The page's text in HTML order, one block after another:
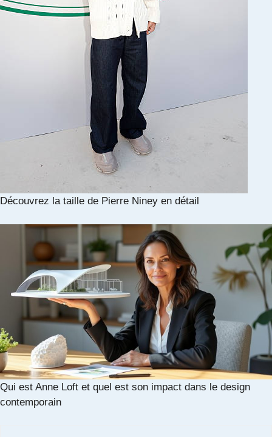
Découvrez la taille de Pierre Niney en détail
Qui est Anne Loft et quel est son impact dans le design
contemporain